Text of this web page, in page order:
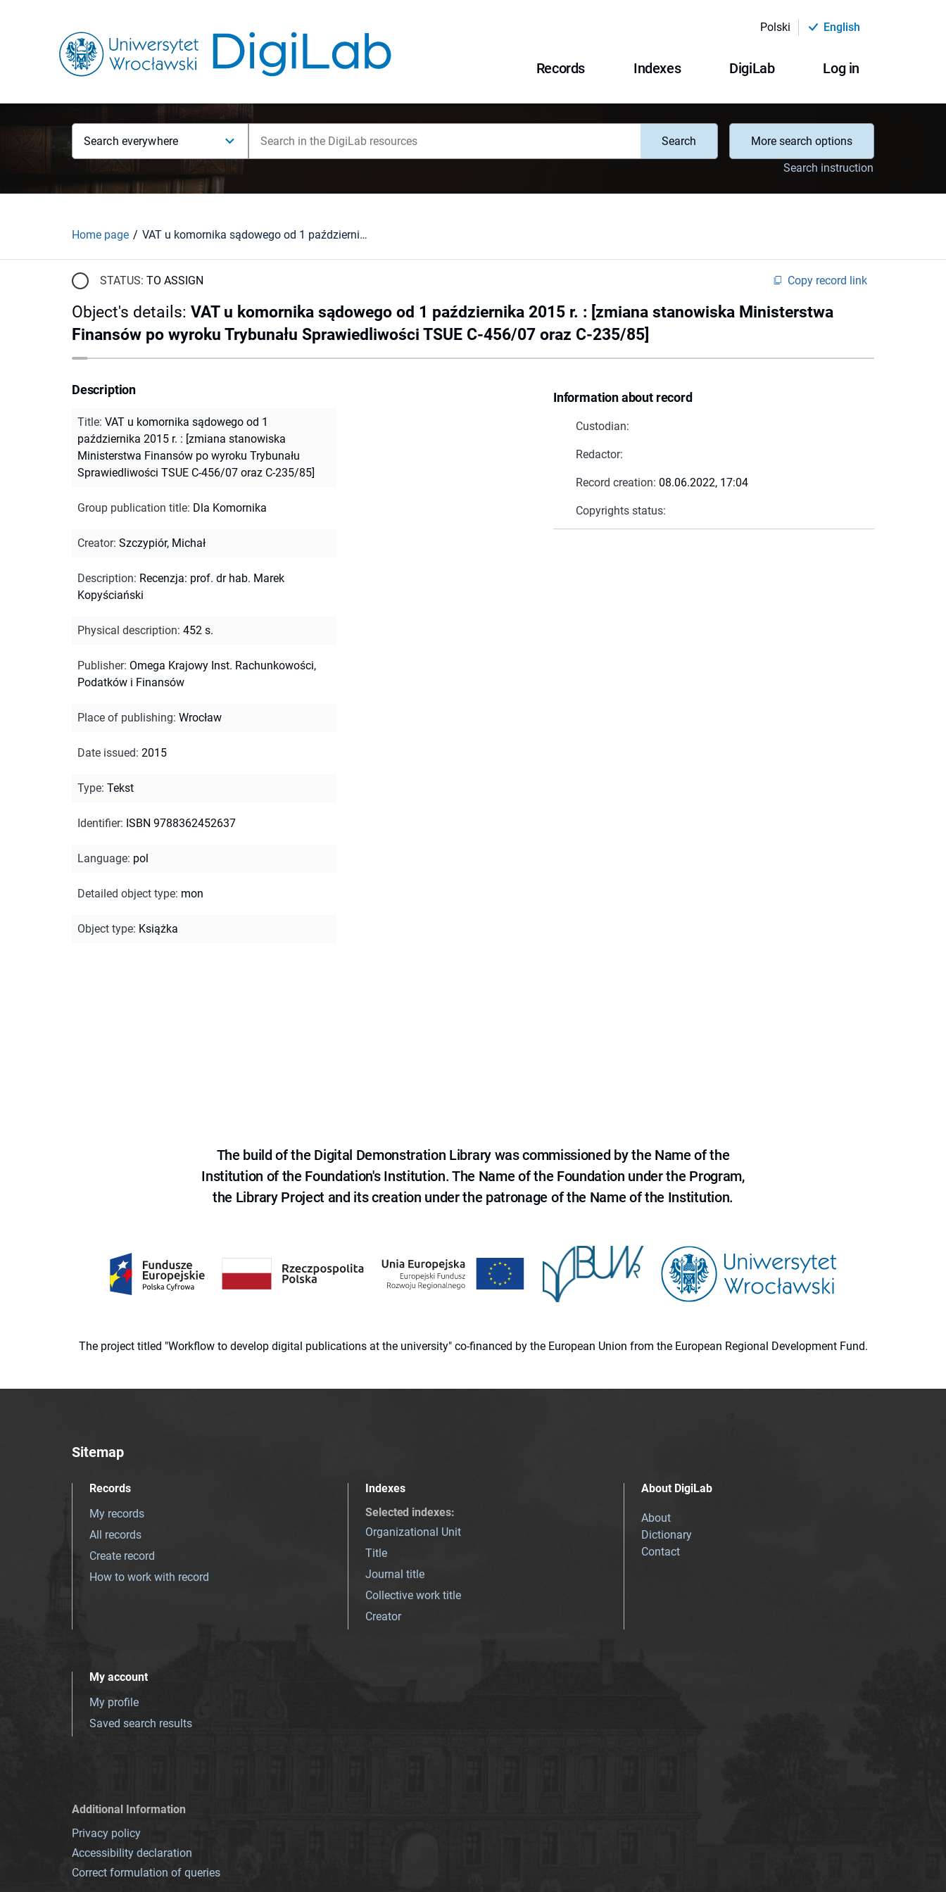
Polski English
Records Indexes DigiLab Log in
Search everywhere Search
More search options
Search instruction
Home page VAT u komornika sądowego od 1 października 2015 r. : [zmiana stanowiska Ministerstwa Finansów po wyroku Trybunału Sprawiedliwości TSUE C-456/07 oraz C-235/85]
STATUS: TO ASSIGN Copy record link
Object's details: VAT u komornika sądowego od 1 października 2015 r. : [zmiana stanowiska Ministerstwa
Finansów po wyroku Trybunału Sprawiedliwości TSUE C-456/07 oraz C-235/85]
Information about record
Custodian:
Redactor:
Record creation: 08.06.2022, 17:04
Copyrights status:
Description
Title: VAT u komornika sądowego od 1
października 2015 r. : [zmiana stanowiska
Ministerstwa Finansów po wyroku Trybunału
Sprawiedliwości TSUE C-456/07 oraz C-235/85]
Group publication title: Dla Komornika
Creator: Szczypiór, Michał
Description: Recenzja: prof. dr hab. Marek
Kopyściański
Physical description: 452 s.
Publisher: Omega Krajowy Inst. Rachunkowości,
Podatków i Finansów
Place of publishing: Wrocław
Date issued: 2015
Type: Tekst
Identifier: ISBN 9788362452637
Language: pol
Detailed object type: mon
Object type: Książka
The build of the Digital Demonstration Library was commissioned by the Name of the
Institution of the Foundation's Institution. The Name of the Foundation under the Program,
the Library Project and its creation under the patronage of the Name of the Institution.
The project titled "Workflow to develop digital publications at the university" co-financed by the European Union from the European Regional Development Fund.
Sitemap
Records
My records
All records
Create record
How to work with record
Indexes
Selected indexes:
Organizational Unit
Title
Journal title
Collective work title
Creator
About DigiLab
About
Dictionary
Contact
My account
My profile
Saved search results
Additional Information
Privacy policy
Accessibility declaration
Correct formulation of queries